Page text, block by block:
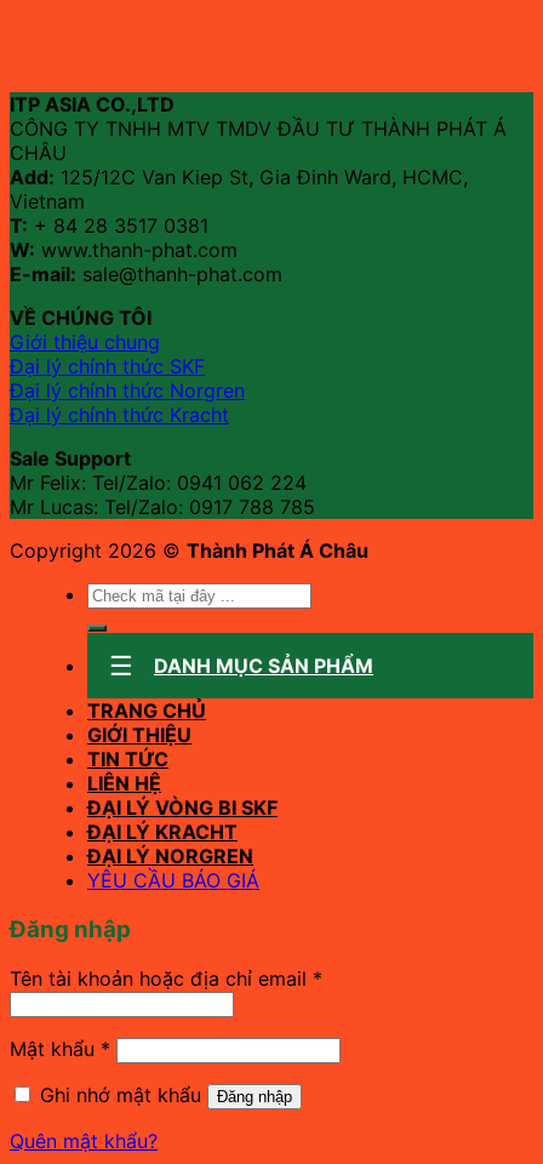
ITP ASIA CO.,LTD
CÔNG TY TNHH MTV TMDV ĐẦU TƯ THÀNH PHÁT Á
CHÂU
Add: 125/12C Van Kiep St, Gia Đinh Ward, HCMC,
Vietnam
T: + 84 28 3517 0381
W: www.thanh-phat.com
E-mail: sale@thanh-phat.com
VỀ CHÚNG TÔI
Giới thiệu chung
Đại lý chính thức SKF
Đại lý chính thức Norgren
Đại lý chính thức Kracht
Sale Support
Mr Felix: Tel/Zalo: 0941 062 224
Mr Lucas: Tel/Zalo: 0917 788 785
Copyright 2026 © Thành Phát Á Châu
Tìm
DANH MỤC SẢN PHẨM
TRANG CHỦ
GIỚI THIỆU
TIN TỨC
LIÊN HỆ
ĐẠI LÝ VÒNG BI SKF
ĐẠI LÝ KRACHT
ĐẠI LÝ NORGREN
YÊU CẦU BÁO GIÁ
Đăng nhập
Tên tài khoản hoặc địa chỉ email *
Mật khẩu * Bắt
buộc
Ghi nhớ mật khẩu
Đăng nhập
Quên mật khẩu?